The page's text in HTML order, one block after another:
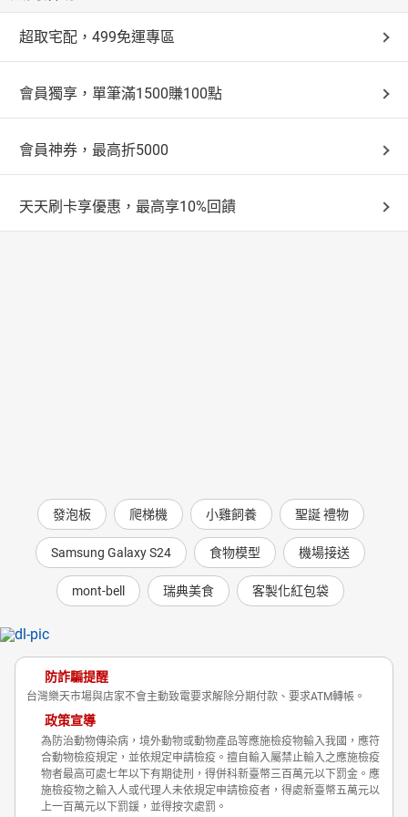
超取宅配，499免運專區
會員獨享，單筆滿1500賺100點
會員神券，最高折5000
天天刷卡享優惠，最高享10%回饋
發泡板 爬梯機 小雞飼養 聖誕 禮物
Samsung Galaxy S24 食物模型 機場接送
mont-bell 瑞典美食 客製化紅包袋
防詐騙提醒
台灣樂天市場與店家不會主動致電要求解除分期付款、要求ATM轉帳。
政策宣導
為防治動物傳染病，境外動物或動物產品等應施檢疫物輸入我國，應符
合動物檢疫規定，並依規定申請檢疫。擅自輸入屬禁止輸入之應施檢疫
物者最高可處七年以下有期徒刑，得併科新臺幣三百萬元以下罰金。應
施檢疫物之輸入人或代理人未依規定申請檢疫者，得處新臺幣五萬元以
上一百萬元以下罰鍰，並得按次處罰。